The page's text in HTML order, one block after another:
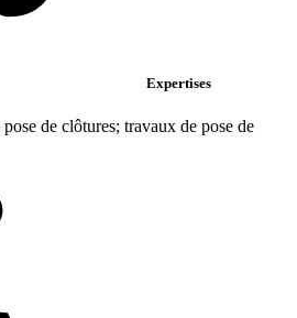
Expertises
de clôtures; travaux de pose de